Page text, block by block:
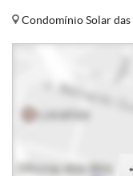
Condomínio Solar das